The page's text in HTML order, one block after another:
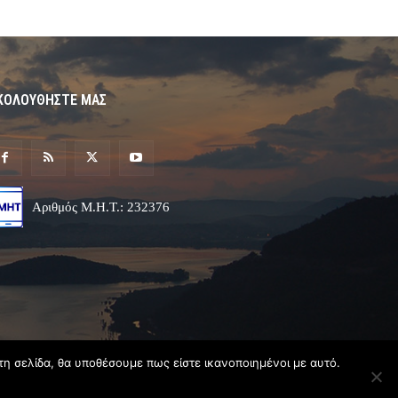
ΜΑΣ
Αριθμός Μ.Η.Τ.: 232376
σελίδα, θα υποθέσουμε πως είστε ικανοποιημένοι με αυτό.